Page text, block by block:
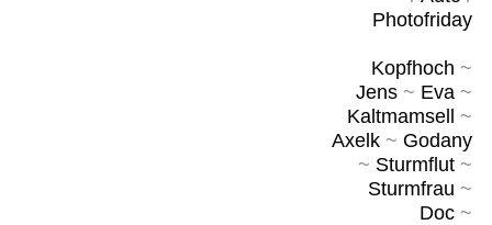
Photofriday
Kopfhoch ~
Jens~ Eva~
Kaltmamsell
~
Axelk~ Godany
~ Sturmflut~
Sturmfrau ~
Doc~